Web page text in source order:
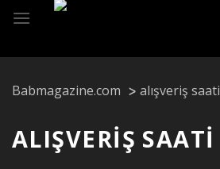
Babmagazine.com alışveriş saati
ALIŞVERIŞ SAATI